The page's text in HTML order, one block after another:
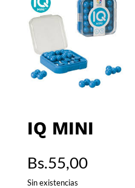
IQ MINI
Bs.55,00
Sin existencias